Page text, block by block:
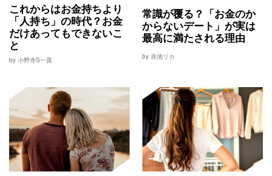
これからはお金持ちより
「人持ち」の時代？お金
だけあってもできないこ
と
by 小野寺S一貴
常識が覆る？「お金のか
からないデート」が実は
最高に満たされる理由
by 赤池リカ